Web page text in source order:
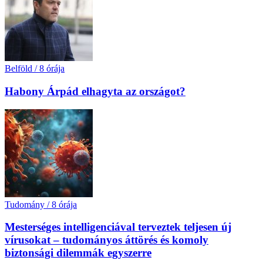
Belföld / 8 órája
Habony Árpád elhagyta az országot?
Tudomány / 8 órája
Mesterséges intelligenciával terveztek teljesen új
vírusokat – tudományos áttörés és komoly
biztonsági dilemmák egyszerre